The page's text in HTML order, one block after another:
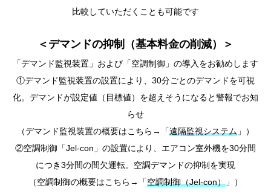
比較していただくことも可能です
＜デマンドの抑制（基本料金の削減）＞
「デマンド監視装置」および「空調制御」の導入をお勧めします
①デマンド監視装置の設置により、30分ごとのデマンドを可視
化。デマンドが設定値（目標値）を超えそうになると警報でお知
らせ
（デマンド監視装置の概要はこちら→「遠隔監視システム 」）
②空調制御「Jel-con」の設置により、エアコン室外機を30分間
につき3分間の間欠運転。空調デマンドの抑制を実現
（空調制御の概要はこちら→「空調制御（Jel-con） 」）